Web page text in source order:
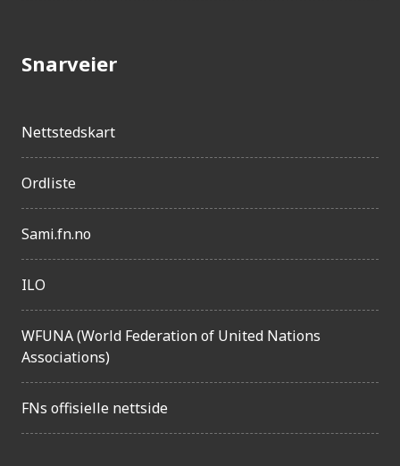
Snarveier
Nettstedskart
Ordliste
Sami.fn.no
ILO
WFUNA (World Federation of United Nations
Associations)
FNs offisielle nettside